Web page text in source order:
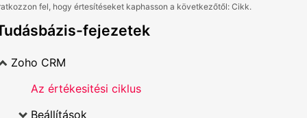
fel, hogy értesítéseket kaphasson a következőtől: Cikk.
fejezetek
Zoho CRM
Az értékesitési ciklus
Beállítások